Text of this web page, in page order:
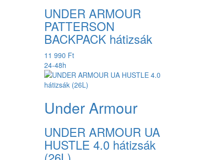
UNDER ARMOUR
PATTERSON
BACKPACK hátizsák
11 990 Ft
24-48h
Under Armour
UNDER ARMOUR UA
HUSTLE 4.0 hátizsák